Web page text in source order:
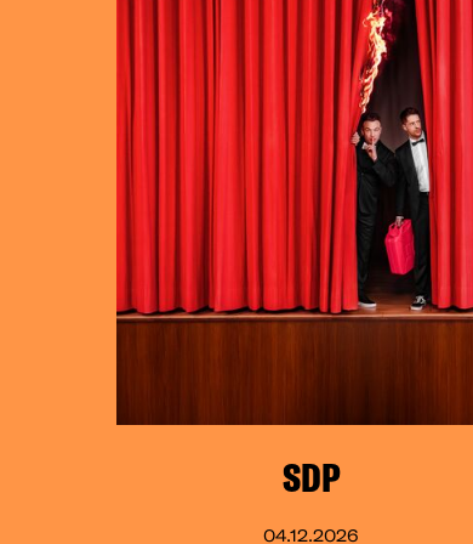
SDP
04.12.2026